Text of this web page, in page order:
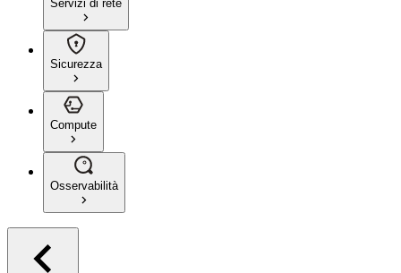
Servizi di rete
Sicurezza
Compute
Osservabilità